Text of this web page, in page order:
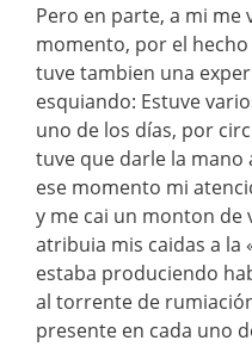
Pero en parte, a mi me
momento, por el
tuve tambien una
esquiando: Estuve
uno de los días, por
tuve que darle la mano
ese momento mi
y me cai un monton de
atribuia mis caidas a la
estaba produciendo
al torrente de
presente en cada uno